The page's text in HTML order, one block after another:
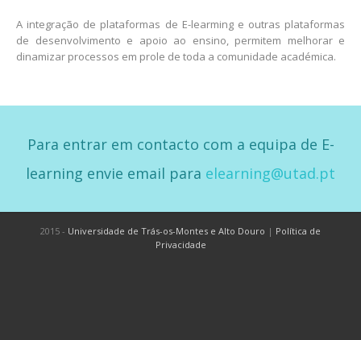
A integração de plataformas de E-learming e outras plataformas
de desenvolvimento e apoio ao ensino, permitem melhorar e
dinamizar processos em prole de toda a comunidade académica.
Para entrar em contacto com a equipa de E-
learning envie email para elearning@utad.pt
2015 - Universidade de Trás-os-Montes e Alto Douro | Política de
Privacidade